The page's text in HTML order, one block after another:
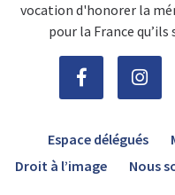
vocation d'honorer la
pour la France
Espace délégués
Droit à l’image
Nous